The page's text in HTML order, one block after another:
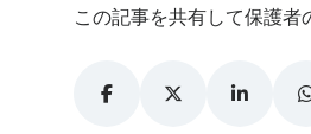
この記事を共有して保護者